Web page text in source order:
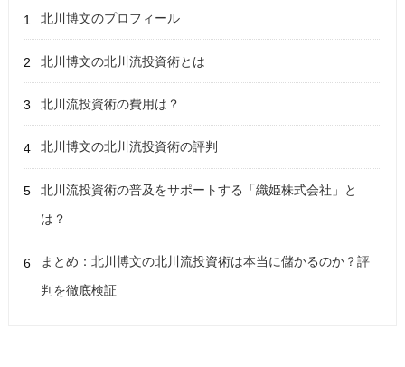
北川博文のプロフィール
北川博文の北川流投資術とは
北川流投資術の費用は？
北川博文の北川流投資術の評判
北川流投資術の普及をサポートする「織姫株式会社」と
は？
まとめ：北川博文の北川流投資術は本当に儲かるのか？評
判を徹底検証